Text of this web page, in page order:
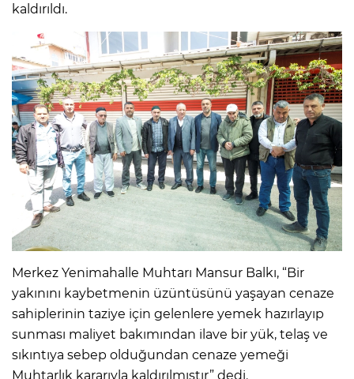
kaldırıldı.
Merkez Yenimahalle Muhtarı Mansur Balkı, “Bir
yakınını kaybetmenin üzüntüsünü yaşayan cenaze
sahiplerinin taziye için gelenlere yemek hazırlayıp
sunması maliyet bakımından ilave bir yük, telaş ve
sıkıntıya sebep olduğundan cenaze yemeği
Muhtarlık kararıyla kaldırılmıştır” dedi.